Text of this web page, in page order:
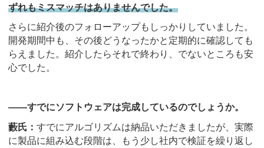
ずれもミスマッチはありませんでした。
さらに紹介後のフォローアップもしっかりしていました。
開発期間中も、その後どうなったかと定期的に確認しても
らえました。紹介したらそれで終わり、でないところも安
心でした。
――すでにソフトウェアは完成しているのでしょうか。
藪氏： すでにアルゴリズムは納品いただきましたが、実際
に製品に組み込む段階は、もう少し社内で検証を繰り返し